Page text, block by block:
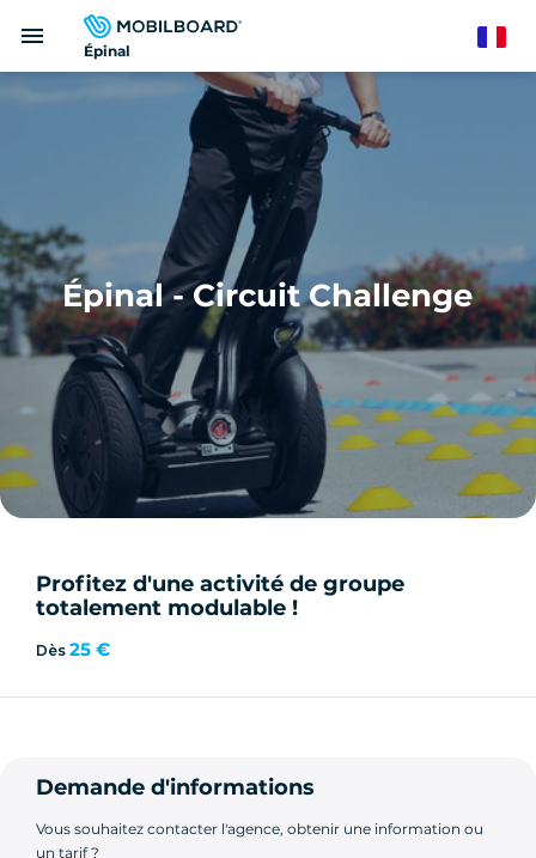
Épinal
menu
Épinal - Circuit Challenge
Profitez d'une activité de groupe
totalement modulable !
Dès 25 €
Demande d'informations
Vous souhaitez contacter l'agence, obtenir une information ou
un tarif ?